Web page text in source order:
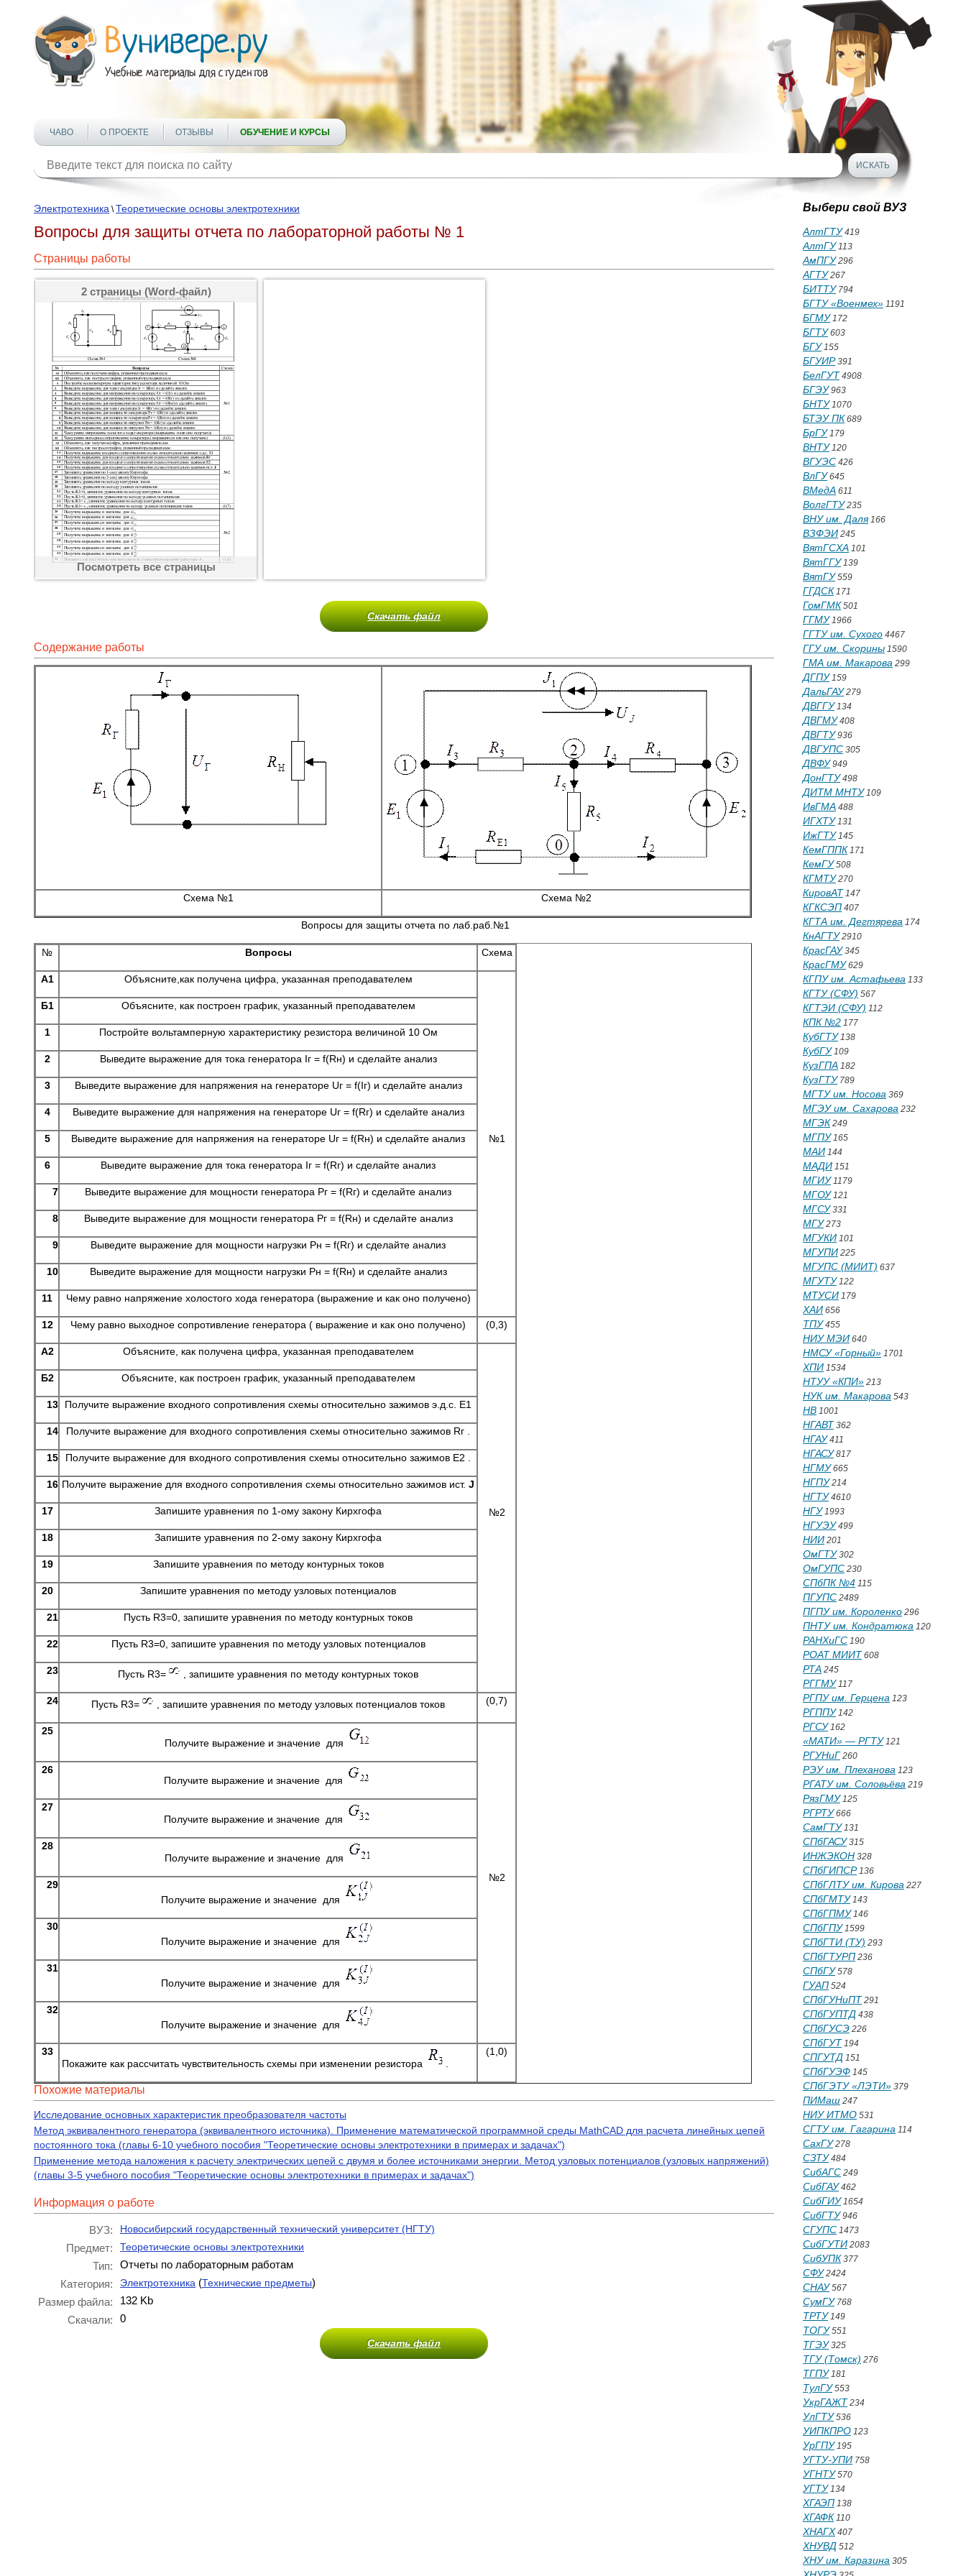
ЧАВО О ПРОЕКТЕ ОТЗЫВЫ ОБУЧЕНИЕ И КУРСЫ
Электротехника \Теоретические основы электротехники
Вопросы для защиты отчета по лабораторной работы № 1
Страницы работы
2 страницы (Word-файл)
Посмотреть все страницы
Скачать файл
Содержание работы
Схема №1 Схема №2
Вопросы для защиты отчета по лаб.раб.№1
№ Вопросы Схема
А1 Объясните,как получена цифра, указанная преподавателем
№1
Б1 Объясните, как построен график, указанный преподавателем
1 Постройте вольтамперную характеристику резистора величиной 10 Ом
2 Выведите выражение для тока генератора Iг = f(Rн) и сделайте анализ
3 Выведите выражение для напряжения на генераторе Uг = f(Iг) и сделайте анализ
4 Выведите выражение для напряжения на генераторе Uг = f(Rг) и сделайте анализ
5 Выведите выражение для напряжения на генераторе Uг = f(Rн) и сделайте анализ
6 Выведите выражение для тока генератора Iг = f(Rг) и сделайте анализ
7 Выведите выражение для мощности генератора Рг = f(Rг) и сделайте анализ
8 Выведите выражение для мощности генератора Рг = f(Rн) и сделайте анализ
9 Выведите выражение для мощности нагрузки Рн = f(Rг) и сделайте анализ
10 Выведите выражение для мощности нагрузки Рн = f(Rн) и сделайте анализ
11 Чему равно напряжение холостого хода генератора (выражение и как оно получено)
12 Чему равно выходное сопротивление генератора ( выражение и как оно получено) (0,3)
А2 Объясните, как получена цифра, указанная преподавателем
№2
Б2 Объясните, как построен график, указанный преподавателем
13 Получите выражение входного сопротивления схемы относительно зажимов э.д.с. Е1
14 Получите выражение для входного сопротивления схемы относительно зажимов Rг .
15 Получите выражение для входного сопротивления схемы относительно зажимов Е2 .
16 Получите выражение для входного сопротивления схемы относительно зажимов ист. J
17 Запишите уравнения по 1-ому закону Кирхгофа
18 Запишите уравнения по 2-ому закону Кирхгофа
19 Запишите уравнения по методу контурных токов
20 Запишите уравнения по методу узловых потенциалов
21 Пусть R3=0, запишите уравнения по методу контурных токов
22 Пусть R3=0, запишите уравнения по методу узловых потенциалов
23 Пусть R3= , запишите уравнения по методу контурных токов
24 Пусть R3= , запишите уравнения по методу узловых потенциалов токов (0,7)
25
Получите выражение и значение для
№2
26
Получите выражение и значение для
27
Получите выражение и значение для
28
Получите выражение и значение для
29
Получите выражение и значение для
30
Получите выражение и значение для
31
Получите выражение и значение для
32
Получите выражение и значение для
33
Покажите как рассчитать чувствительность схемы при изменении резистора
(1,0)
Похожие материалы
Исследование основных характеристик преобразователя частоты
Метод эквивалентного генератора (эквивалентного источника). Применение математической программной среды MathCAD для расчета линейных цепей
постоянного тока (главы 6-10 учебного пособия "Теоретические основы электротехники в примерах и задачах")
Применение метода наложения к расчету электрических цепей с двумя и более источниками энергии. Метод узловых потенциалов (узловых напряжений)
(главы 3-5 учебного пособия "Теоретические основы электротехники в примерах и задачах")
Информация о работе
ВУЗ: Новосибирский государственный технический университет (НГТУ)
Предмет: Теоретические основы электротехники
Тип:
Отчеты по лабораторным работам
Категория:
Электротехника (Технические предметы)
Размер файла:
132 Kb
Скачали:
0
Скачать файл
Выбери свой ВУЗ
АлтГТУ419
АлтГУ113
АмПГУ296
АГТУ267
БИТТУ794
БГТУ «Военмех» 1191
БГМУ172
БГТУ603
БГУ155
БГУИР391
БелГУТ 4908
БГЭУ963
БНТУ1070
БТЭУ ПК 689
БрГУ179
ВНТУ120
ВГУЭС 426
ВлГУ645
ВМедА 611
ВолгГТУ235
ВНУ им. Даля166
ВЗФЭИ 245
ВятГСХА 101
ВятГГУ139
ВятГУ559
ГГДСК 171
ГомГМК 501
ГГМУ1966
ГГТУ им. Сухого 4467
ГГУ им. Скорины 1590
ГМА им. Макарова 299
ДГПУ159
ДальГАУ279
ДВГГУ134
ДВГМУ408
ДВГТУ936
ДВГУПС 305
ДВФУ949
ДонГТУ498
ДИТМ МНТУ109
ИвГМА 488
ИГХТУ131
ИжГТУ145
КемГППК 171
КемГУ508
КГМТУ270
КировАТ 147
КГКСЭП 407
КГТА им. Дегтярева 174
КнАГТУ2910
КрасГАУ345
КрасГМУ629
КГПУ им. Астафьева 133
КГТУ (СФУ) 567
КГТЭИ (СФУ) 112
КПК №2 177
КубГТУ138
КубГУ109
КузГПА 182
КузГТУ789
МГТУ им. Носова 369
МГЭУ им. Сахарова 232
МГЭК 249
МГПУ165
МАИ 144
МАДИ 151
МГИУ1179
МГОУ121
МГСУ331
МГУ273
МГУКИ 101
МГУПИ 225
МГУПС (МИИТ) 637
МГУТУ122
МТУСИ 179
ХАИ 656
ТПУ455
НИУ МЭИ 640
НМСУ «Горный» 1701
ХПИ 1534
НТУУ «КПИ» 213
НУК им. Макарова 543
НВ 1001
НГАВТ 362
НГАУ411
НГАСУ817
НГМУ665
НГПУ214
НГТУ4610
НГУ1993
НГУЭУ499
НИИ 201
ОмГТУ302
ОмГУПС 230
СПбПК №4 115
ПГУПС 2489
ПГПУ им. Короленко 296
ПНТУ им. Кондратюка 120
РАНХиГС 190
РОАТ МИИТ 608
РТА 245
РГГМУ117
РГПУ им. Герцена 123
РГППУ142
РГСУ162
«МАТИ» — РГТУ121
РГУНиГ 260
РЭУ им. Плеханова 123
РГАТУ им. Соловьёва 219
РязГМУ125
РГРТУ666
СамГТУ131
СПбГАСУ315
ИНЖЭКОН 328
СПбГИПСР136
СПбГЛТУ им. Кирова 227
СПбГМТУ143
СПбГПМУ146
СПбГПУ1599
СПбГТИ (ТУ) 293
СПбГТУРП 236
СПбГУ578
ГУАП 524
СПбГУНиПТ 291
СПбГУПТД 438
СПбГУСЭ 226
СПбГУТ 194
СПГУТД 151
СПбГУЭФ 145
СПбГЭТУ «ЛЭТИ» 379
ПИМаш 247
НИУ ИТМО 531
СГТУ им. Гагарина 114
СахГУ278
СЗТУ484
СибАГС 249
СибГАУ462
СибГИУ1654
СибГТУ946
СГУПС 1473
СибГУТИ 2083
СибУПК 377
СФУ2424
СНАУ567
СумГУ768
ТРТУ149
ТОГУ551
ТГЭУ325
ТГУ (Томск) 276
ТГПУ181
ТулГУ553
УкрГАЖТ 234
УлГТУ536
УИПКПРО 123
УрГПУ195
УГТУ-УПИ 758
УГНТУ570
УГТУ134
ХГАЭП 138
ХГАФК 110
ХНАГХ 407
ХНУВД 512
ХНУ им. Каразина 305